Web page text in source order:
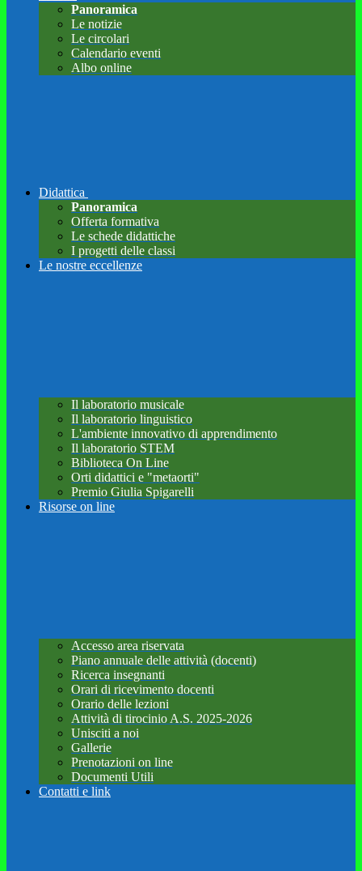
Panoramica
Le notizie
Le circolari
Calendario eventi
Albo online
Didattica
Panoramica
Offerta formativa
Le schede didattiche
I progetti delle classi
Le nostre eccellenze
Il laboratorio musicale
Il laboratorio linguistico
L'ambiente innovativo di apprendimento
Il laboratorio STEM
Biblioteca On Line
Orti didattici e "metaorti"
Premio Giulia Spigarelli
Risorse on line
Accesso area riservata
Piano annuale delle attività (docenti)
Ricerca insegnanti
Orari di ricevimento docenti
Orario delle lezioni
Attività di tirocinio A.S. 2025-2026
Unisciti a noi
Gallerie
Prenotazioni on line
Documenti Utili
Contatti e link